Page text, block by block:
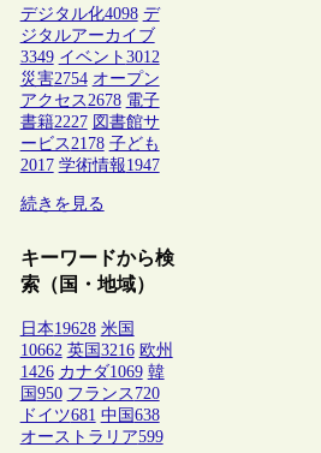
デジタル化4098 デ
ジタルアーカイブ
3349 イベント 3012
災害2754 オープン
アクセス 2678 電子
書籍2227 図書館サ
ービス 2178 子ども
2017 学術情報1947
続きを見る
キーワードから検
索（国・地域）
日本19628 米国
10662 英国3216 欧州
1426 カナダ1069 韓
国950 フランス 720
ドイツ681 中国638
オーストラリア599